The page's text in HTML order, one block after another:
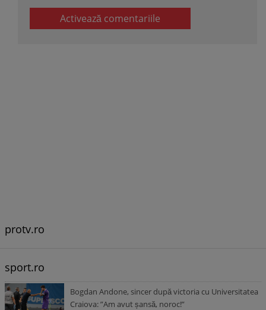
Activează comentariile
protv.ro
sport.ro
Bogdan Andone, sincer după victoria cu Universitatea
Craiova: ”Am avut șansă, noroc!”